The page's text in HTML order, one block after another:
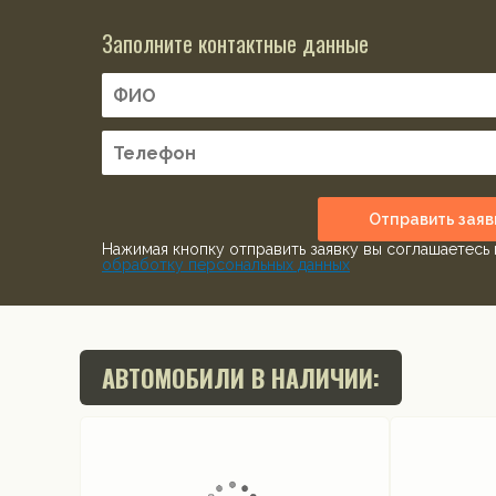
Заполните контактные данные
Отправить
Нажимая кнопку отправить заявку вы соглашаетесь
обработку персональных данных
АВТОМОБИЛИ В НАЛИЧИИ: